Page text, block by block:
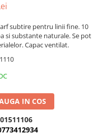
subtire pentru linii fine. 10
si substante naturale. Se pot
Capac ventilat.
IN COS